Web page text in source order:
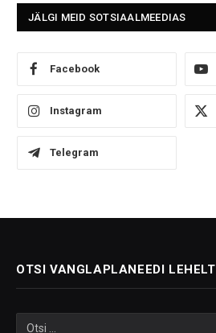
JÄLGI MEID SOTSIAALMEEDIAS
Facebook
Instagram
Telegram
OTSI VANGLAPLANEEDI LEHELT